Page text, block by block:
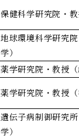
保健科学研究院・教
地球環境科学研究
学）
薬学研究院・教授（
薬学研究院・教授（
遺伝子病制御研究
学）